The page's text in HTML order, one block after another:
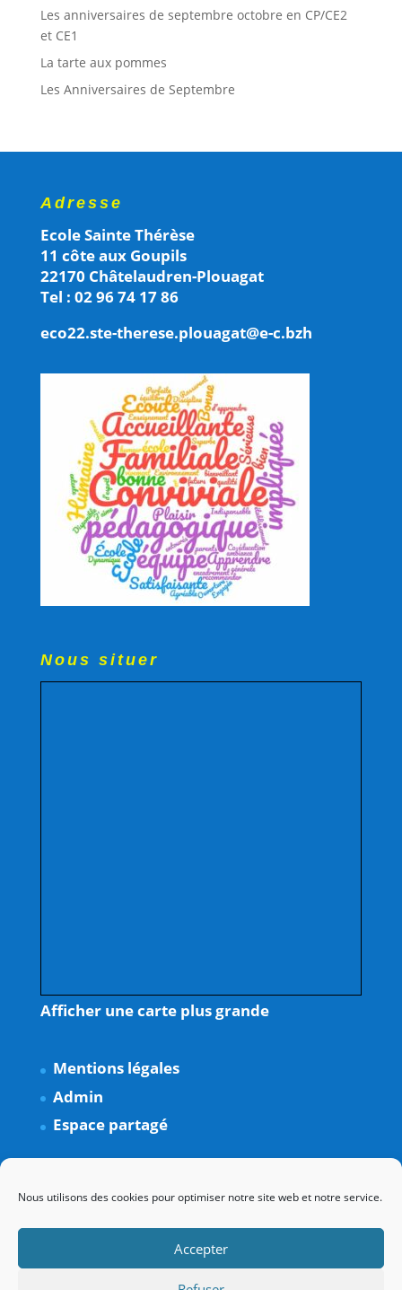
Nous utilisons des cookies pour optimiser notre site web et notre service.
Accepter
Les anniversaires de septembre octobre en CP/CE2
et CE1
La tarte aux pommes
Les Anniversaires de Septembre
Adresse
Ecole Sainte Thérèse
11 côte aux Goupils
22170 Châtelaudren-Plouagat
Tel : 02 96 74 17 86
eco22.ste-therese.plouagat@e-c.bzh
Nous situer
Afficher une carte plus grande
Mentions légales
Admin
Espace partagé